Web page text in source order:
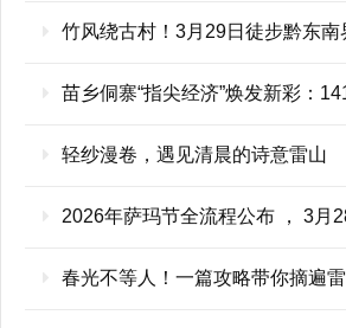
竹风绕古村！3月29日徒步黔东
苗乡侗寨“指尖经济”焕发新彩：
轻纱漫卷，遇见清晨的诗意雷山
2026年萨玛节全流程公布 ， 3月
春光不等人！一篇攻略带你摘遍雷